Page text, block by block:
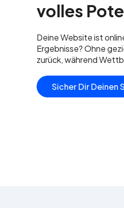
volles
Deine Website ist
Ergebnisse? Ohne
zurück, während
Sicher Dir Deinen